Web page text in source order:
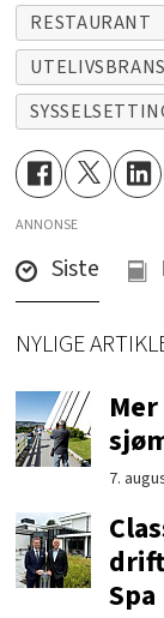
RESTAURANT
ANNONSE
Siste
NYLIGE
7.
Spa